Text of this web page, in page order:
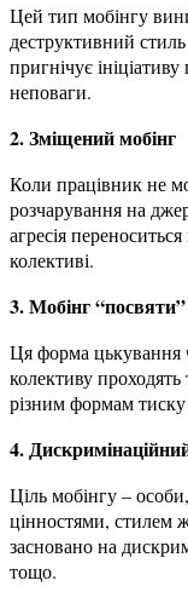
Цей тип мобінгу
деструктивний
пригнічує
неповаги.
2. Зміщений мобінг
Коли працівник не
розчарування на
агресія
колективі.
3. Мобінг “посвяти”
Ця форма цькування
колективу
різним формам
4.
Ціль мобінгу –
цінностями, стилем
засновано на
тощо.